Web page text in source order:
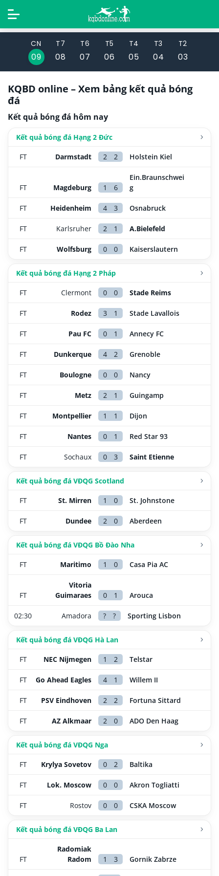
CN
09
T7
08
T6
07
T5
06
T4
05
T3
04
T2
03
KQBD online – Xem bảng kết quả bóng
đá
Kết quả bóng đá hôm nay
Kết quả bóng đá Hạng 2 Đức
FT Darmstadt 2 2 Holstein Kiel
FT Magdeburg 1 6
Ein.Braunschwei
g
FT Heidenheim 4 3 Osnabruck
FT Karlsruher 2 1 A.Bielefeld
FT Wolfsburg 0 0 Kaiserslautern
Kết quả bóng đá Hạng 2 Pháp
FT Clermont 0 0 Stade Reims
FT Rodez 3 1 Stade Lavallois
FT Pau FC 0 1 Annecy FC
FT Dunkerque 4 2 Grenoble
FT Boulogne 0 0 Nancy
FT Metz 2 1 Guingamp
FT Montpellier 1 1 Dijon
FT Nantes 0 1 Red Star 93
FT Sochaux 0 3 Saint Etienne
Kết quả bóng đá VĐQG Scotland
FT St. Mirren 1 0 St. Johnstone
FT Dundee 2 0 Aberdeen
Kết quả bóng đá VĐQG Bồ Đào Nha
FT Maritimo 1 0 Casa Pia AC
FT
Vitoria
Guimaraes
0 1 Arouca
02:30 Amadora ? ? Sporting Lisbon
Kết quả bóng đá VĐQG Hà Lan
FT NEC Nijmegen 1 2 Telstar
FT Go Ahead Eagles 4 1 Willem II
FT PSV Eindhoven 2 2 Fortuna Sittard
FT AZ Alkmaar 2 0 ADO Den Haag
Kết quả bóng đá VĐQG Nga
FT Krylya Sovetov 0 2 Baltika
FT Lok. Moscow 0 0 Akron Togliatti
FT Rostov 0 0 CSKA Moscow
Kết quả bóng đá VĐQG Ba Lan
FT
Radomiak
Radom
1 3 Gornik Zabrze